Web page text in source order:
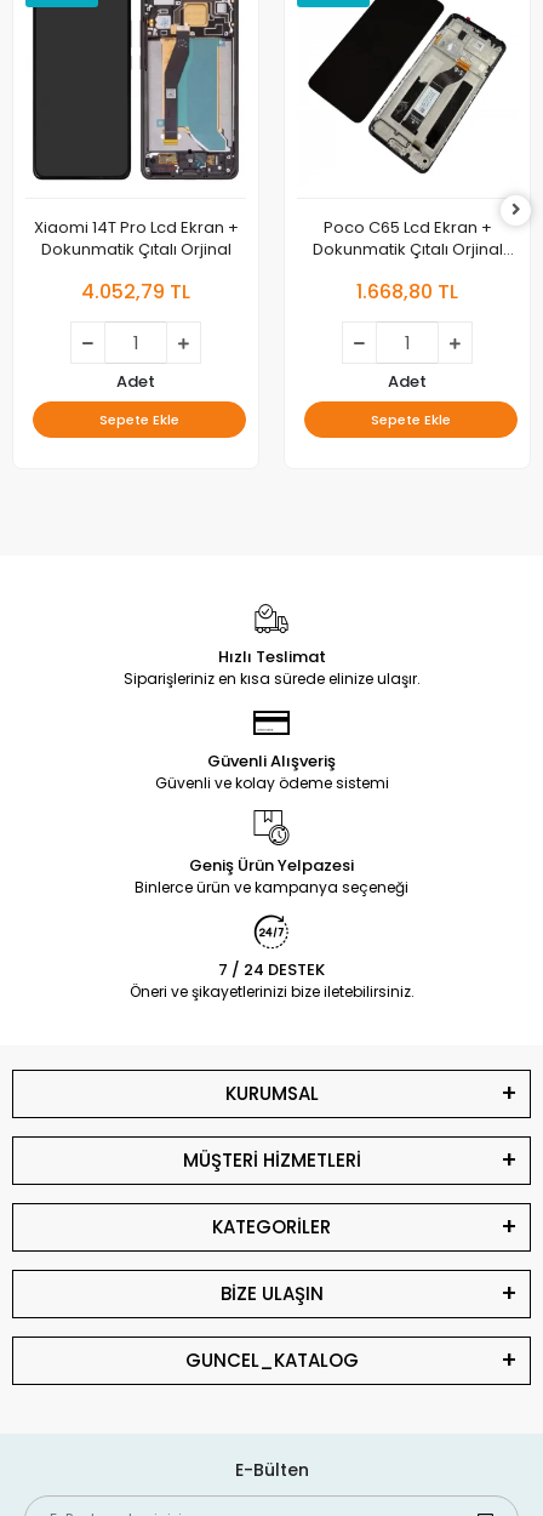
Xiaomi 14T Pro Lcd Ekran +
Dokunmatik Çıtalı Orjinal
4.052,79 TL
Adet
Sepete Ekle
Poco C65 Lcd Ekran +
Dokunmatik Çıtalı Orjinal
1.668,80 TL
Adet
Sepete Ekle
Hızlı Teslimat
Siparişleriniz en kısa sürede elinize ulaşır.
Güvenli Alışveriş
Güvenli ve kolay ödeme sistemi
Geniş Ürün Yelpazesi
Binlerce ürün ve kampanya seçeneği
7 / 24 DESTEK
Öneri ve şikayetlerinizi bize iletebilirsiniz.
KURUMSAL
MÜŞTERİ HİZMETLERİ
KATEGORİLER
BİZE ULAŞIN
GUNCEL_KATALOG
E-Bülten